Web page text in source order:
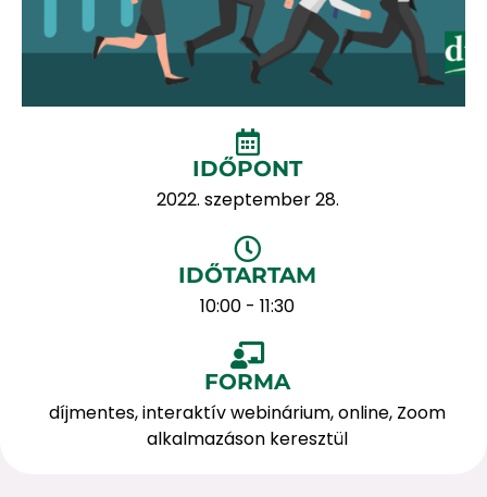
IDŐPONT
2022. szeptember 28.
IDŐTARTAM
10:00 - 11:30
FORMA
díjmentes, interaktív webinárium, online, Zoom
alkalmazáson keresztül